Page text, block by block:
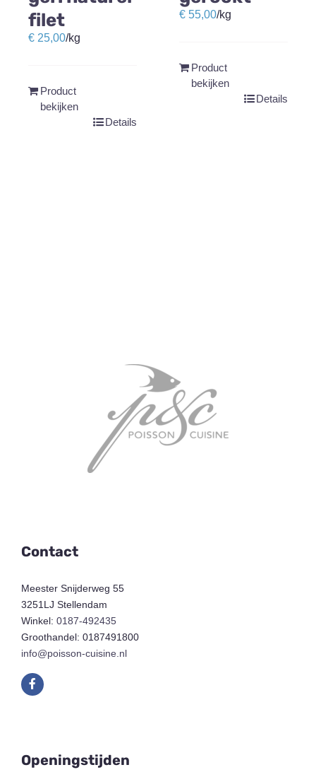
filet
€ 25,00/kg
Product
bekijken
Details
€ 55,00/kg
Product
bekijken
Details
Contact
Meester Snijderweg 55
3251LJ Stellendam
Winkel:0187-492435
Groothandel: 0187491800
info@poisson-cuisine.nl
Openingstijden